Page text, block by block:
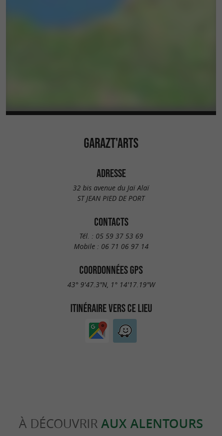
GARAZT'ARTS
ADRESSE
32 bis avenue du Jaï Alaï
ST JEAN PIED DE PORT
CONTACTS
Tél. : 05 59 37 53 69
Mobile : 06 71 06 97 14
COORDONNÉES GPS
43° 9'47.3"N, 1° 14'17.19"W
ITINÉRAIRE VERS CE LIEU
À DÉCOUVRIR AUX ALENTOURS